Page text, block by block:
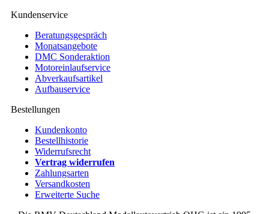
Kundenservice
Beratungsgespräch
Monatsangebote
DMC Sonderaktion
Motoreinlaufservice
Abverkaufsartikel
Aufbauservice
Bestellungen
Kundenkonto
Bestellhistorie
Widerrufsrecht
Vertrag widerrufen
Zahlungsarten
Versandkosten
Erweiterte Suche